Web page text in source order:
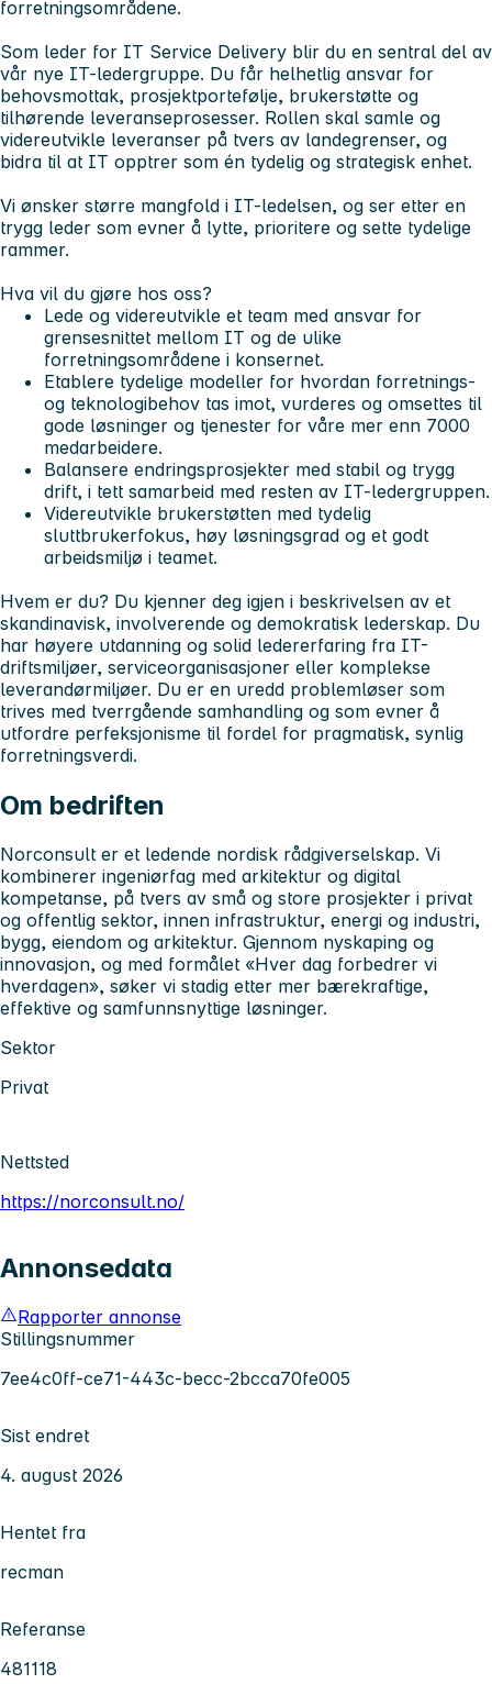
forretningsområdene.
Som leder for IT Service Delivery blir du en sentral del av
vår nye IT-ledergruppe. Du får helhetlig ansvar for
behovsmottak, prosjektportefølje, brukerstøtte og
tilhørende leveranseprosesser. Rollen skal samle og
videreutvikle leveranser på tvers av landegrenser, og
bidra til at IT opptrer som én tydelig og strategisk enhet.
Vi ønsker større mangfold i IT-ledelsen, og ser etter en
trygg leder som evner å lytte, prioritere og sette tydelige
rammer.
Hva vil du gjøre hos oss?
Lede og videreutvikle et team med ansvar for
grensesnittet mellom IT og de ulike
forretningsområdene i konsernet.
Etablere tydelige modeller for hvordan forretnings-
og teknologibehov tas imot, vurderes og omsettes til
gode løsninger og tjenester for våre mer enn 7000
medarbeidere.
Balansere endringsprosjekter med stabil og trygg
drift, i tett samarbeid med resten av IT-ledergruppen.
Videreutvikle brukerstøtten med tydelig
sluttbrukerfokus, høy løsningsgrad og et godt
arbeidsmiljø i teamet.
Hvem er du? Du kjenner deg igjen i beskrivelsen av et
skandinavisk, involverende og demokratisk lederskap. Du
har høyere utdanning og solid ledererfaring fra IT-
driftsmiljøer, serviceorganisasjoner eller komplekse
leverandørmiljøer. Du er en uredd problemløser som
trives med tverrgående samhandling og som evner å
utfordre perfeksjonisme til fordel for pragmatisk, synlig
forretningsverdi.
Om bedriften
Norconsult er et ledende nordisk rådgiverselskap. Vi
kombinerer ingeniørfag med arkitektur og digital
kompetanse, på tvers av små og store prosjekter i privat
og offentlig sektor, innen infrastruktur, energi og industri,
bygg, eiendom og arkitektur. Gjennom nyskaping og
innovasjon, og med formålet «Hver dag forbedrer vi
hverdagen», søker vi stadig etter mer bærekraftige,
effektive og samfunnsnyttige løsninger.
Sektor
Privat
Nettsted
https://norconsult.no/
Annonsedata
Rapporter annonse
Stillingsnummer
7ee4c0ff-ce71-443c-becc-2bcca70fe005
Sist endret
4. august 2026
Hentet fra
recman
Referanse
481118